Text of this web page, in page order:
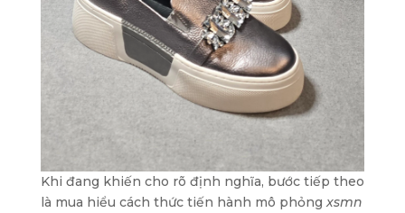
Khi đang khiến cho rõ định nghĩa, bước tiếp theo
là mua hiểu cách thức tiến hành mô phỏngxsmn